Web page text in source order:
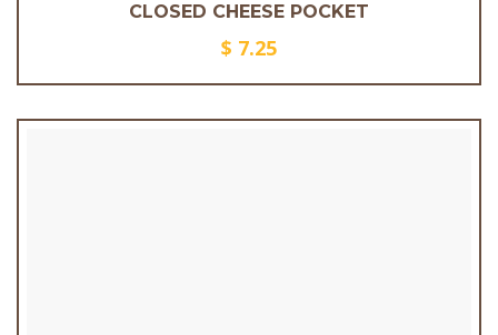
CLOSED CHEESE POCKET
$ 7.25